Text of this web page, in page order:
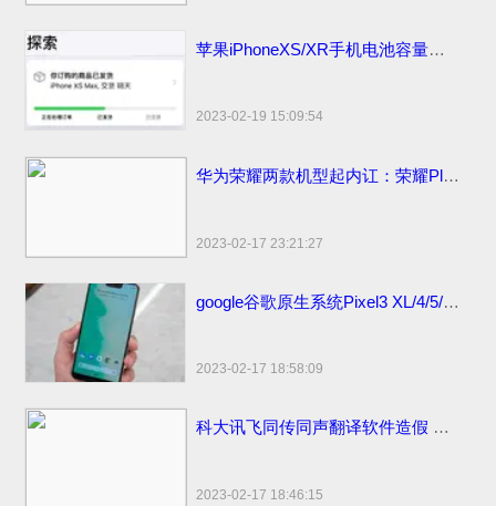
苹果iPhoneXS/XR手机电池容量续航最强？答案揭晓
2023-02-19 15:09:54
华为荣耀两款机型起内讧：荣耀Play官方价格同价同配该如何选？
2023-02-17 23:21:27
google谷歌原生系统Pixel3 XL/4/5/6 pro手机价格：刘海屏设计顶配版曾卖6900元
2023-02-17 18:58:09
科大讯飞同传同声翻译软件造假 浮夸不能只罚酒三杯
2023-02-17 18:46:15